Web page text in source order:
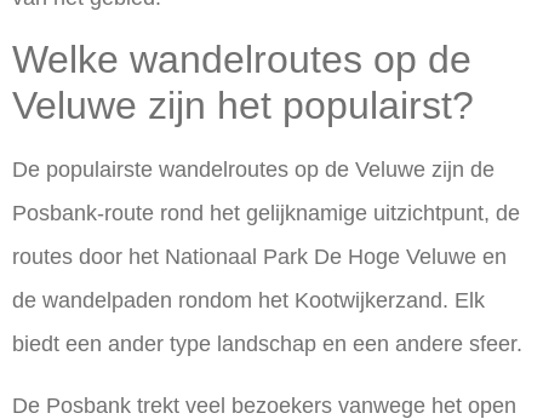
Welke wandelroutes op de
Veluwe zijn het populairst?
De populairste wandelroutes op de Veluwe zijn de
Posbank-route rond het gelijknamige uitzichtpunt, de
routes door het Nationaal Park De Hoge Veluwe en
de wandelpaden rondom het Kootwijkerzand. Elk
biedt een ander type landschap en een andere sfeer.
De Posbank trekt veel bezoekers vanwege het open